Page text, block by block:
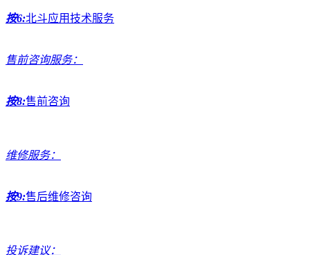
按6:北斗应用技术服务
售前咨询服务：
按8:售前咨询
维修服务：
按9:售后维修咨询
投诉建议：